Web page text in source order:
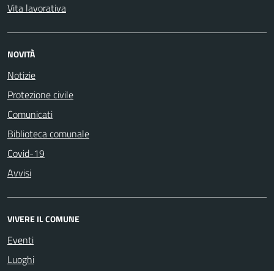
Vita lavorativa
NOVITÀ
Notizie
Protezione civile
Comunicati
Biblioteca comunale
Covid-19
Avvisi
VIVERE IL COMUNE
Eventi
Luoghi